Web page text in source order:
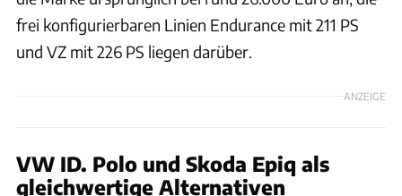
frei konfigurierbaren Linien Endurance mit 211 PS
und VZ mit 226 PS liegen darüber.
ANZEIGE
VW ID. Polo und Skoda Epiq als
gleichwertige Alternativen